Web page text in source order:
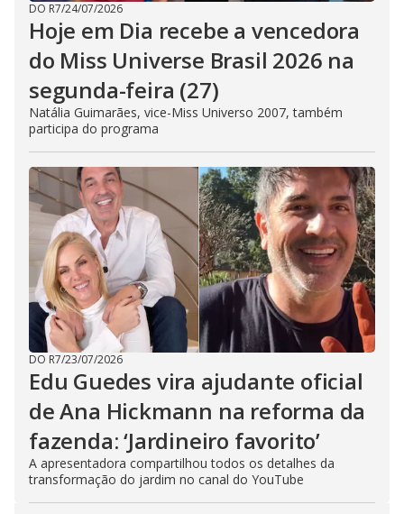
DO R7/24/07/2026
Hoje em Dia recebe a vencedora
do Miss Universe Brasil 2026 na
segunda-feira (27)
Natália Guimarães, vice-Miss Universo 2007, também
participa do programa
DO R7/23/07/2026
Edu Guedes vira ajudante oficial
de Ana Hickmann na reforma da
fazenda: ‘Jardineiro favorito’
A apresentadora compartilhou todos os detalhes da
transformação do jardim no canal do YouTube